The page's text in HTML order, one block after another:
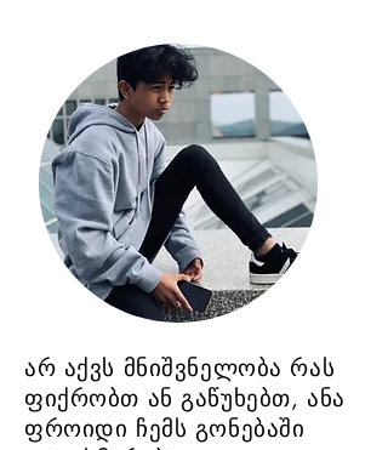
არ აქვს მნიშვნელობა რას
ფიქრობთ ან გაწუხებთ, ანა
ფროიდი ჩემს გონებაში